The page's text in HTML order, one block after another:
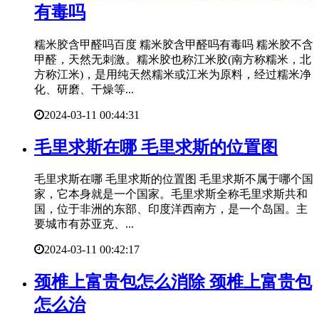
有毒吗
糯米胶含甲醛吗百度 糯米胶含甲醛吗有毒吗 糯米胶不含
甲醛，天然无刺激。糯米胶也称江米胶(南方称糯米，北
方称江米)，是用纯天然糯米或江米为原料，经过糯米净
化、研磨、干燥等...
2024-03-11 00:44:31
​毛里求斯在哪 毛里求斯的位置图
毛里求斯在哪 毛里求斯的位置图 毛里求斯不属于哪个国
家，它本身就是一个国家。毛里求斯全称毛里求斯共和
国，位于非洲的东部、印度洋西南方，是一个岛国。主
要城市有苏亚克、...
2024-03-11 00:42:17
​颈椎上富贵包怎么消除 颈椎上富贵包
怎么治